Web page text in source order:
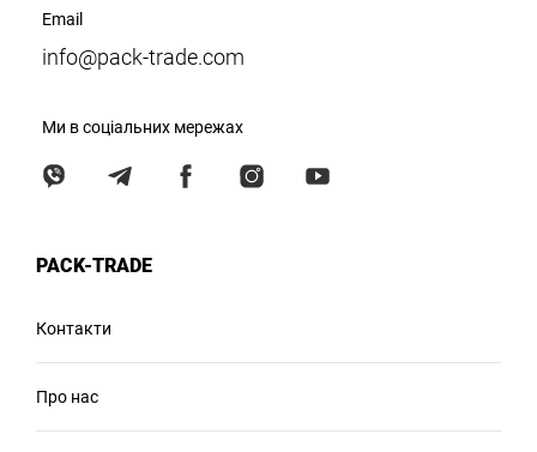
Email
info@pack-trade.com
Ми в соціальних мережах
PACK-TRADE
Контакти
Про нас